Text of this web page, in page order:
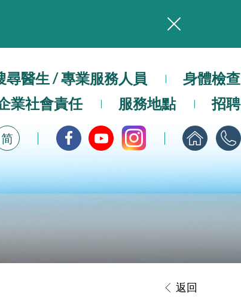
本院在暴雨或颱風警告信號 (包括黑色暴雨及8號或以上熱帶氣旋警告信號) 下，仍會維持有限度服務。如有查詢，可致電2711 5222。
載
尋醫生 / 專業服務人員
身體檢查
業社會責任 服務地點 招聘
简
返回